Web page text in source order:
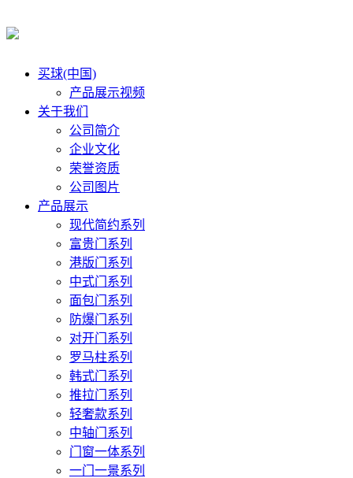
买球(中国)
产品展示视频
关于我们
公司简介
企业文化
荣誉资质
公司图片
产品展示
现代简约系列
富贵门系列
港版门系列
中式门系列
面包门系列
防爆门系列
对开门系列
罗马柱系列
韩式门系列
推拉门系列
轻奢款系列
中轴门系列
门窗一体系列
一门一景系列